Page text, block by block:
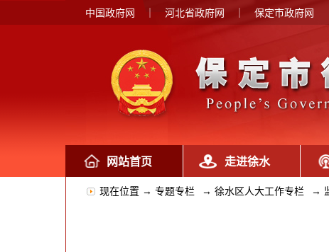
中国政府网 河北省政府网 保定市政府网
网站首页 走进徐水
现在位置 → 专题专栏 → 徐水区人大工作专栏 →